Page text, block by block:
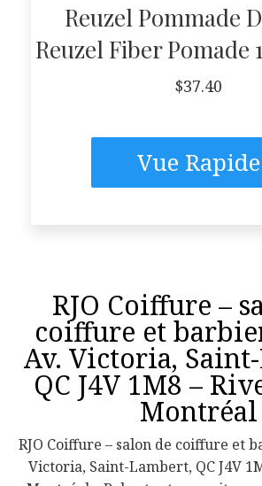
Reuzel Pommade
Reuzel Fiber Pomade
$37.40
Vue Rapide
RJO Coiffure –
coiffure et
Av. Victoria,
QC J4V 1M8 –
Montréal
RJO Coiffure – salon de coiffure et
Victoria, Saint-Lambert, QC J4V